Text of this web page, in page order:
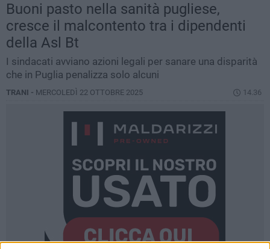
Buoni pasto nella sanità pugliese,
cresce il malcontento tra i dipendenti
della Asl Bt
I sindacati avviano azioni legali per sanare una disparità
che in Puglia penalizza solo alcuni
TRANI - MERCOLEDÌ 22 OTTOBRE 2025 14.36